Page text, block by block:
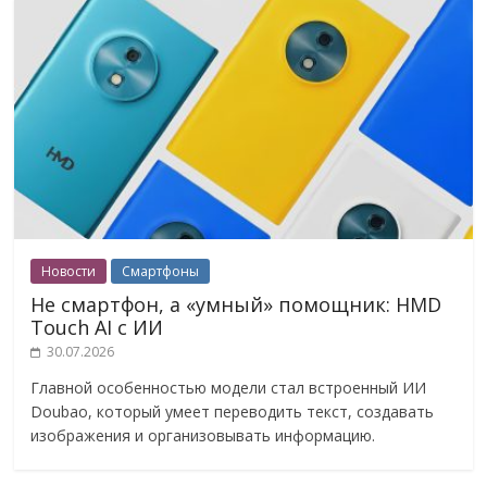
Новости Смартфоны
Не смартфон, а «умный» помощник: HMD
Touch AI с ИИ
30.07.2026
Главной особенностью модели стал встроенный ИИ
Doubao, который умеет переводить текст, создавать
изображения и организовывать информацию.